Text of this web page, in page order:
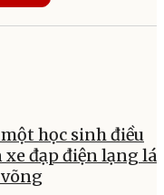
học sinh điều
đạp điện lạng